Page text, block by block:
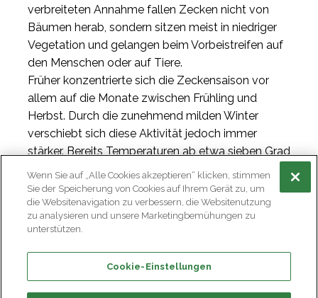
verbreiteten Annahme fallen Zecken nicht von
Bäumen herab, sondern sitzen meist in niedriger
Vegetation und gelangen beim Vorbeistreifen auf
den Menschen oder auf Tiere.
Früher konzentrierte sich die Zeckensaison vor
allem auf die Monate zwischen Frühling und
Herbst. Durch die zunehmend milden Winter
verschiebt sich diese Aktivität jedoch immer
stärker. Bereits Temperaturen ab etwa sieben Grad
Celsius reichen aus, damit Zecken aktiv werden. In
vielen Regionen Europas sind sie deshalb
mittlerweile beinahe ganzjährig anzutreffen.
Besonders hoch ist das Risiko nach feuchten
des Jahres. Gleichzeitig breiten sich Zecken durch
veränderte klimatische Bedingungen zunehmend
in neue Regionen aus. Dadurch steigt auch die
Wenn Sie auf „Alle Cookies akzeptieren“ klicken, stimmen
Sie der Speicherung von Cookies auf Ihrem Gerät zu, um
die Websitenavigation zu verbessern, die Websitenutzung
zu analysieren und unsere Marketingbemühungen zu
unterstützen.
Cookie-Einstellungen